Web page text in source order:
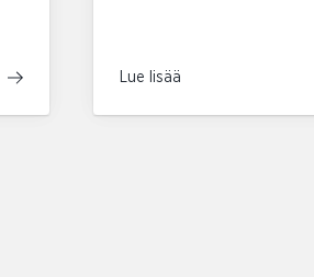
Lue lisää